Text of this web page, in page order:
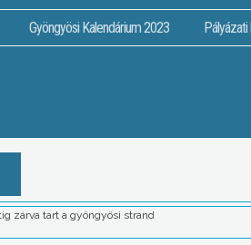
Gyöngyösi Kalendárium 2023
zárva tart a gyöngyösi strand